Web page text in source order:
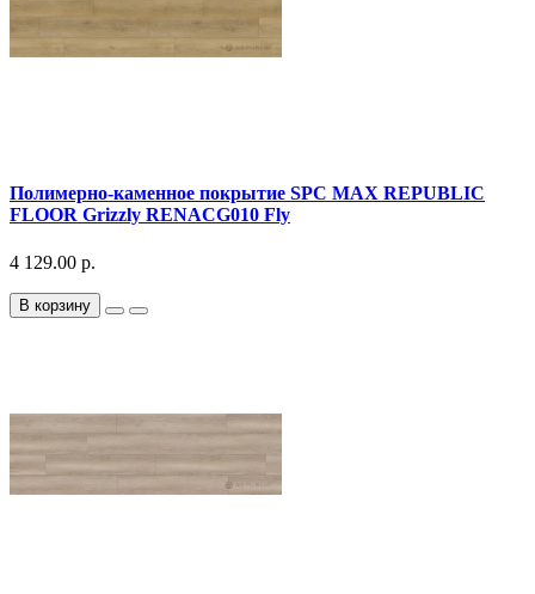
Полимерно-каменное покрытие SPC MAX REPUBLIC
FLOOR Grizzly RENACG010 Fly
4 129.00 р.
В корзину